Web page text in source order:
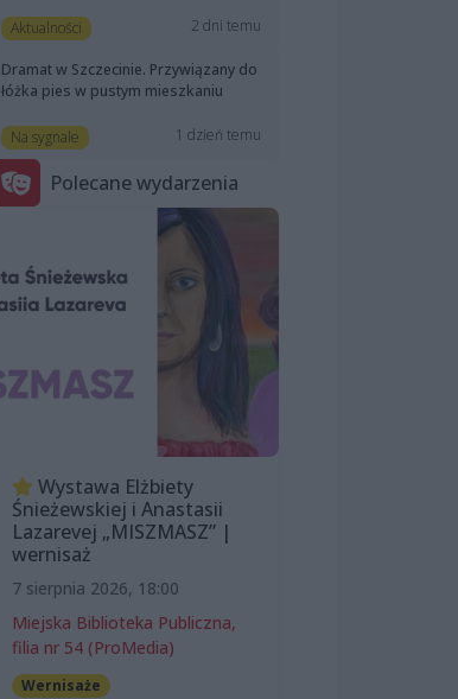
Aktualności 2 dni temu
Dramat w Szczecinie. Przywiązany do
łóżka pies w pustym mieszkaniu
Na sygnale 1 dzień temu
Polecane wydarzenia
Wystawa Elżbiety
Śnieżewskiej i Anastasii
Lazarevej „MISZMASZ” |
wernisaż
7 sierpnia 2026, 18:00
Miejska Biblioteka Publiczna,
filia nr 54 (ProMedia)
Wernisaże